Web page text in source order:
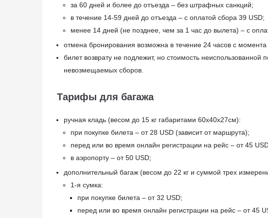
за 60 дней и более до отъезда – без штрафных санкций;
в течение 14-59 дней до отъезда – с оплатой сбора 39 USD;
менее 14 дней (не позднее, чем за 1 час до вылета) – с
отмена бронирования возможна в течение 24 часов с
билет возврату не подлежит, но стоимость
невозмещаемых сборов.
Тарифы для багажа
ручная кладь (весом до 15 кг габаритами 60x40х27см):
при покупке билета – от 28 USD (зависит от маршрута);
перед или во время онлайн регистрации на рейс – от 45
в аэропорту – от 50 USD;
дополнительный багаж (весом до 22 кг и суммой трех
1-я сумка:
при покупке билета – от 32 USD;
перед или во время онлайн регистрации на рейс – от 45